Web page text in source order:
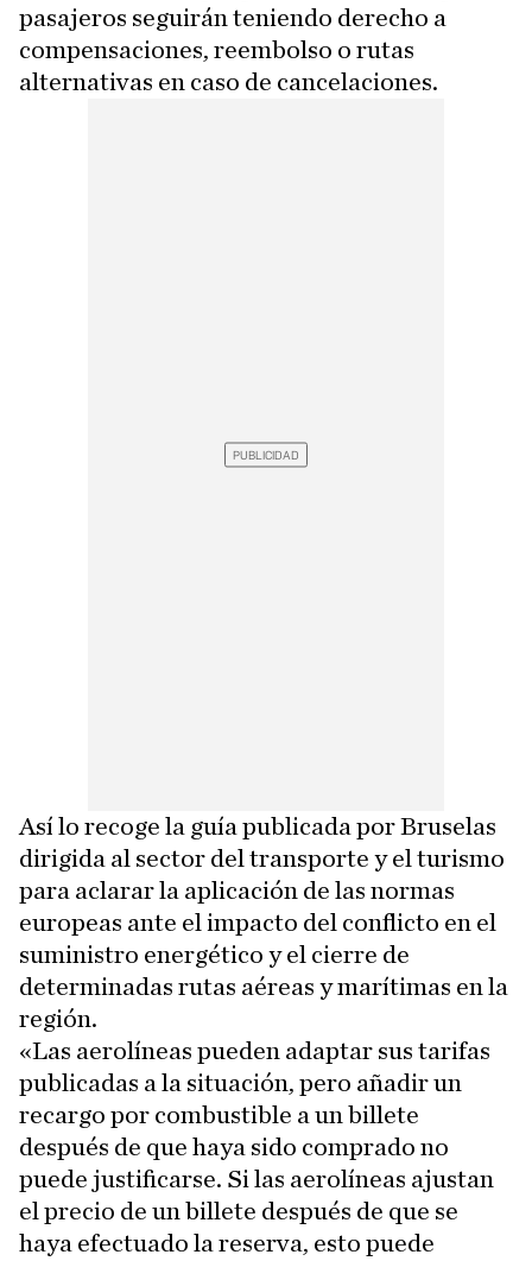
pasajeros seguirán teniendo derecho a
compensaciones, reembolso o rutas
alternativas en caso de cancelaciones.
Así lo recoge la guía publicada por Bruselas
dirigida al sector del transporte y el turismo
para aclarar la aplicación de las normas
europeas ante el impacto del conflicto en el
suministro energético y el cierre de
determinadas rutas aéreas y marítimas en la
región.
«Las aerolíneas pueden adaptar sus tarifas
publicadas a la situación, pero añadir un
recargo por combustible a un billete
después de que haya sido comprado no
puede justificarse. Si las aerolíneas ajustan
el precio de un billete después de que se
haya efectuado la reserva, esto puede